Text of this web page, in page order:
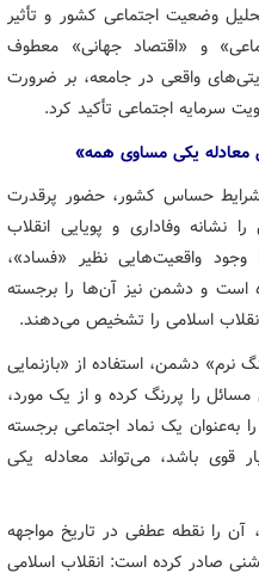
وضعیت اجتماعی کشور و تأثیر
و «اقتصاد جهانی» معطوف
واقعی در جامعه، بر ضرورت
سرمایه اجتماعی تأکید کرد.
معادله یکی مساوی همه»
شرایط حساس کشور، حضور پرقدرت
همچون ۲۲ بهمن را نشانه وفاداری و پویایی انقلاب
واقعیت‌هایی نظیر «فساد»،
است و دشمن نیز آن‌ها را برجسته
اسلامی را تشخیص می‌دهند.
دشمن، استفاده از «بازنمایی
را پررنگ کرده و از یک مورد،
به‌عنوان یک نماد اجتماعی برجسته
قوی باشد، می‌تواند معادله یکی
آن را نقطه عطفی در تاریخ مواجهه
صادر کرده است: انقلاب اسلامی